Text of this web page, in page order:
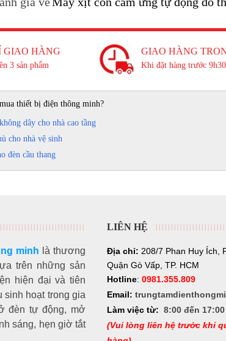
GIAO HÀNG
3 sản phẩm
GIAO HÀNG
Khi đặt hàng trước
thiết bị điện thông minh?
dây cho nhà cao tầng
cho nhà vệ sinh
đèn cầu thang
minh là thương
trên những sản
hiện đại và tiên
sinh hoạt trong gia
đèn tự động, mở
sáng, hẹn giờ tắt
LIÊN HỆ
Địa chỉ: 208/7 Phan Huy Ích,
Quận Gò Vấp, TP. HCM
Hotline: 0981.355.809
Email:
Làm việc từ: 8:00 đến 17:00
(Vui lòng liên hệ trước khi